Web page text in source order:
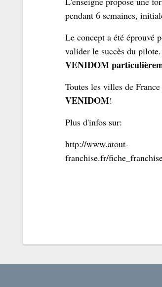
pendant 6 semaines,
Le concept a été éprouvé
valider le succès du
VENIDOM
Toutes les villes de
VENIDOM!
Plus d'infos sur:
http://www.atout-
franchise.fr/